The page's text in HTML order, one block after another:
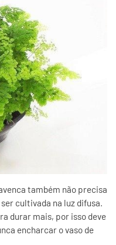
também não precisa
cultivada na luz difusa.
durar mais, por isso deve
encharcar o vaso de